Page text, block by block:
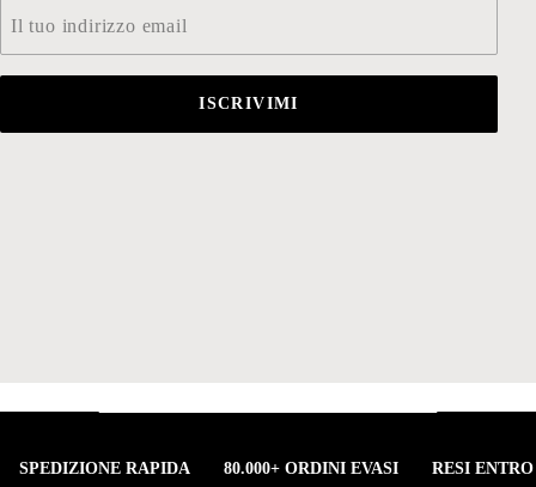
ISCRIVIMI
SPEDIZIONE RAPIDA 80.000+ ORDINI EVASI RESI